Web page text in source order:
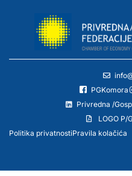
PGKomora
Privredna /
LOGO P/
Politika privatnostiPravila kolačića